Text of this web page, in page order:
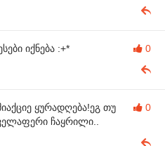
0
იქნება :+*
0
ყურადღება!ეგ თუ
ჩაყრილი..